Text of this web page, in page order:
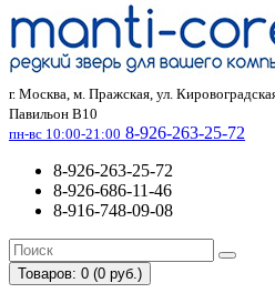
г. Москва, м. Пражская, ул.
Павильон В10
пн-вс 10:00-21:00 8-926-263-25-72
8-926-263-25-72
8-926-686-11-46
8-916-748-09-08
Товаров: 0 (0 руб.)